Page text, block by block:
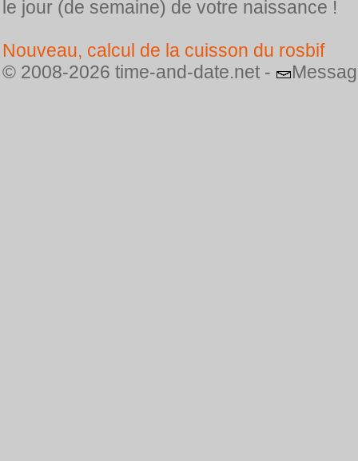
le jour (de semaine) de votre naissance !
Nouveau, calcul de la cuisson du rosbif
© 2008-2026 time-and-date.net -